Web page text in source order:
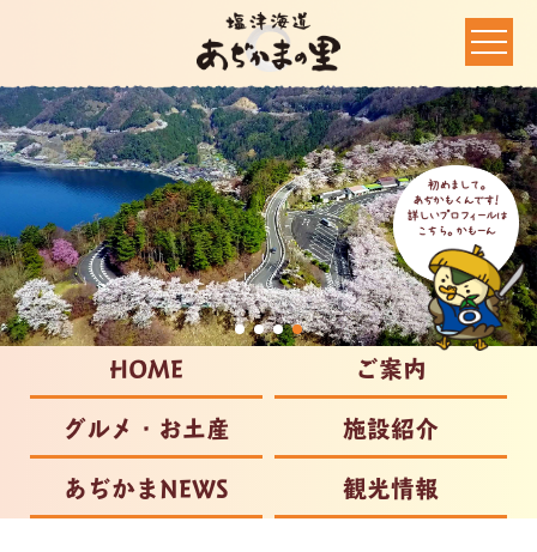
HOME
ご案内
グルメ・お土産
施設紹介
あぢかまNEWS
観光情報